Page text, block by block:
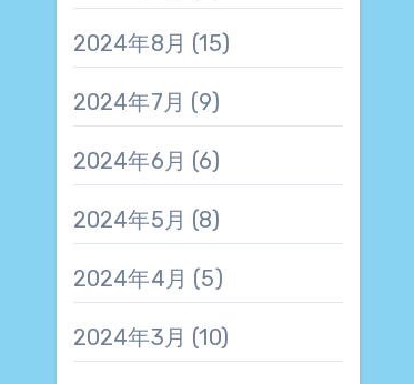
2024年8月 (15)
2024年7月 (9)
2024年6月 (6)
2024年5月 (8)
2024年4月 (5)
2024年3月 (10)